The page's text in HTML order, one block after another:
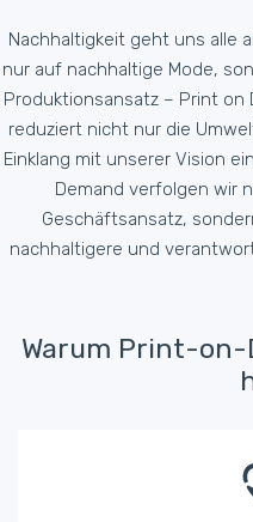
Nachhaltigkeit geht uns alle
nur auf nachhaltige Mode,
Produktionsansatz – Print on
reduziert nicht nur die
Einklang mit unserer Vision
Demand verfolgen wir
Geschäftsansatz,
nachhaltigere und
Warum Print-on-